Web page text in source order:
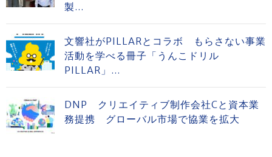
製...
文響社がPILLARとコラボ もらさない事業
活動を学べる冊子「うんこドリル
PILLAR」...
DNP クリエイティブ制作会社Cと資本業
務提携 グローバル市場で協業を拡大